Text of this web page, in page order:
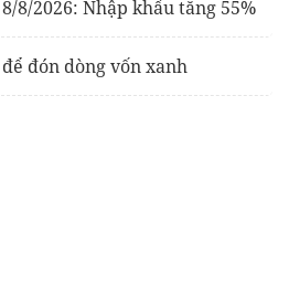
8/2026: Nhập khẩu tăng 55%
đón dòng vốn xanh